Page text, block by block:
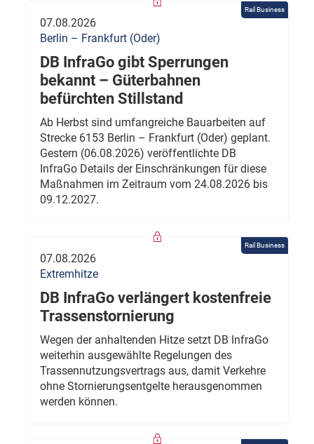
Rail Business
07.08.2026
Berlin – Frankfurt (Oder)
DB InfraGo gibt Sperrungen
bekannt – Güterbahnen
befürchten Stillstand
Ab Herbst sind umfangreiche Bauarbeiten auf
Strecke 6153 Berlin – Frankfurt (Oder) geplant.
Gestern (06.08.2026) veröffentlichte DB
InfraGo Details der Einschränkungen für diese
Maßnahmen im Zeitraum vom 24.08.2026 bis
09.12.2027.
Rail Business
07.08.2026
Extremhitze
DB InfraGo verlängert kostenfreie
Trassenstornierung
Wegen der anhaltenden Hitze setzt DB InfraGo
weiterhin ausgewählte Regelungen des
Trassennutzungsvertrags aus, damit Verkehre
ohne Stornierungsentgelte herausgenommen
werden können.